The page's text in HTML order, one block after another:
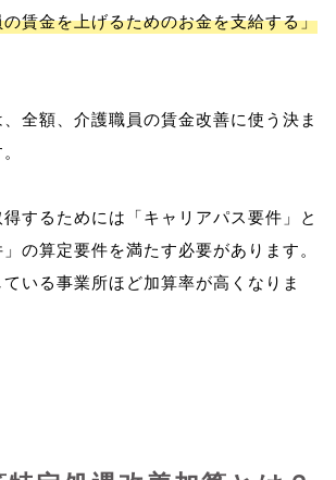
の賃金を上げるためのお金を支給する」
全額、介護職員の賃金改善に使う決ま
するためには「キャリアパス要件」と
」の算定要件を満たす必要があります。
いる事業所ほど加算率が高くなりま